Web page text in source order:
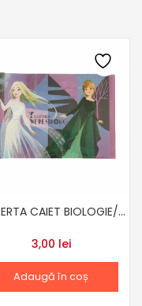
COPERTA CAIET BIOLOGIE/DESEN/GEOGRA FROZEN
3,00 lei
Adaugă în coș